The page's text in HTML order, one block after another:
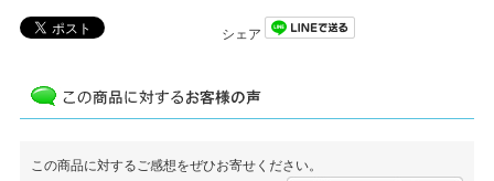
シェア
この商品に対するご感想をぜひお寄せください。